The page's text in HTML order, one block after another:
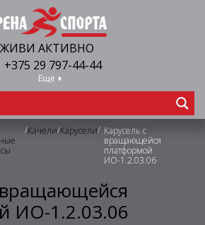
ЖИВИ АКТИВНО
+375 29 797-44-44
Еще
/Качели/Карусели/ Карусель с
вращающейся
платформой
ИО-1.2.03.06
вращающейся
ИО-1.2.03.06